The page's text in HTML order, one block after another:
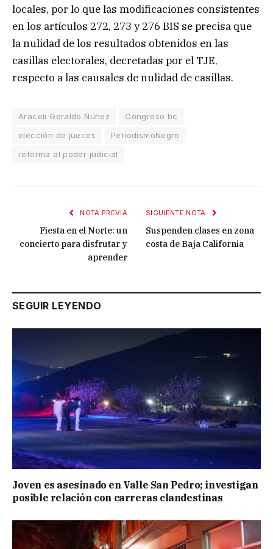
locales, por lo que las modificaciones consistentes
en los artículos 272, 273 y 276 BIS se precisa que
la nulidad de los resultados obtenidos en las
casillas electorales, decretadas por el TJE,
respecto a las causales de nulidad de casillas.
Araceli Geraldo Núñez
Congreso bc
elección de jueces
PeriodismoNegro
reforma al poder judicial
NOTA PREVIA
Fiesta en el Norte: un
concierto para disfrutar y
aprender
SIGUIENTE NOTA
Suspenden clases en zona
costa de Baja California
SEGUIR LEYENDO
Joven es asesinado en Valle San Pedro; investigan
posible relación con carreras clandestinas